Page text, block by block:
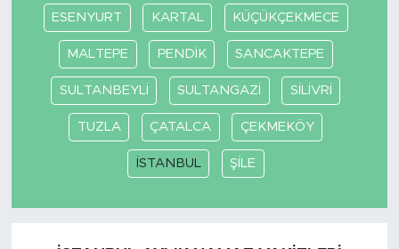
ESENYURT KARTAL KÜÇÜKÇEKMECE
MALTEPE PENDİK SANCAKTEPE
SULTANBEYLİ SULTANGAZİ SİLİVRİ
TUZLA ÇATALCA ÇEKMEKÖY
İSTANBUL ŞİLE